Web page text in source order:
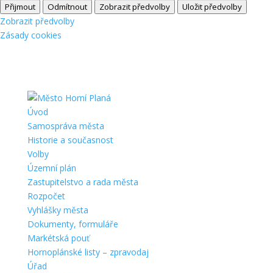
Přijmout Odmítnout Zobrazit předvolby Uložit předvolby
Zobrazit předvolby
Zásady cookies
Úvod
Samospráva města
Historie a současnost
Volby
Územní plán
Zastupitelstvo a rada města
Rozpočet
Vyhlášky města
Dokumenty, formuláře
Markétská pouť
Hornoplánské listy – zpravodaj
Úřad